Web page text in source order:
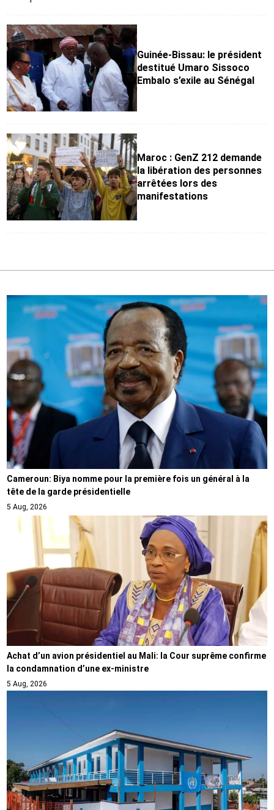
Guinée-Bissau: le président
destitué Umaro Sissoco
Embalo s’exile au Sénégal
Maroc : GenZ 212 demande
la libération des personnes
arrêtées lors des
manifestations
Cameroun: Biya nomme pour la première fois un général à la
tête de la garde présidentielle
5 Aug, 2026
Achat d’un avion présidentiel au Mali: la Cour suprême confirme
la condamnation d’une ex-ministre
5 Aug, 2026